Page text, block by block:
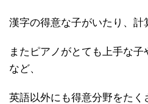
漢字の得意な子がいたり、計
またピアノがとても上手な
など、
英語以外にも得意分野をたく